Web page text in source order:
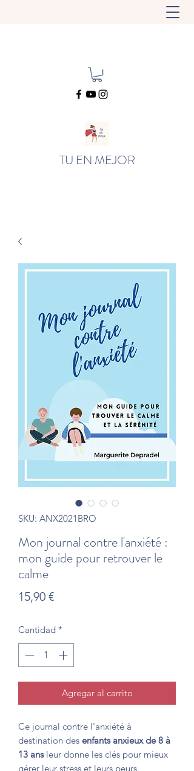
TU EN MEJOR
SKU: ANX2021BRO
Mon journal contre l'anxiété :
mon guide pour retrouver le
calme
15,90 €Precio
Cantidad *
Agregar al carrito
Ce journal contre l'anxiété à
destination des enfants anxieux de 8 à
13 ansleur donne les clés pour mieux
gérer leur stress et leurs peurs.